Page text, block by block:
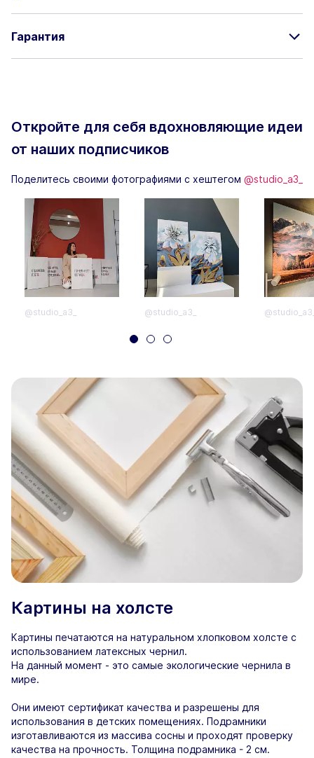
Гарантия
Откройте для себя вдохновляющие идеи
от наших подписчиков
Поделитесь своими фотографиями с хештегом @studio_a3_
@studio_a3_ @studio_a3_
Картины на холсте
Картины печатаются на натуральном хлопковом холсте с
использованием латексных чернил.
На данный момент - это самые экологические чернила в
мире.
Они имеют сертификат качества и разрешены для
использования в детских помещениях. Подрамники
изготавливаются из массива сосны и проходят проверку
качества на прочность. Толщина подрамника - 2 см.